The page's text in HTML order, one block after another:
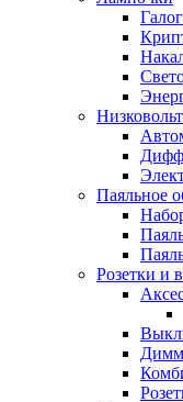
Паяльное
Розетки и